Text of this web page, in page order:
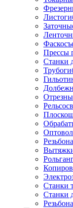
Прессы
Станки
Станки
Станки